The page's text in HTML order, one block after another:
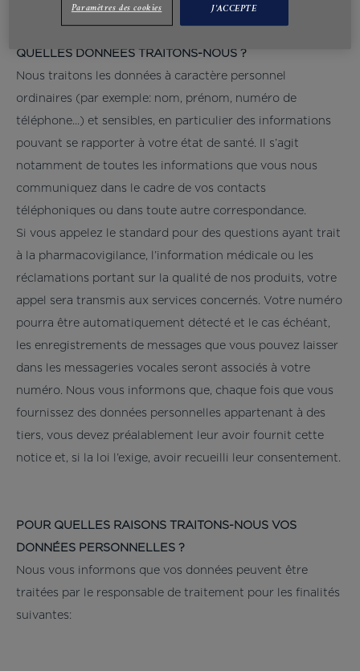
QUELLES DONNÉES TRAITONS-NOUS ?
Nous traitons les données à caractère personnel
ordinaires (par exemple: nom, prénom, numéro de
téléphone...) et sensibles, en particulier des informations
pouvant se rapporter à votre état de santé. Il s’agit
notamment de toutes les informations que vous nous
communiquez dans le cadre de vos contacts
téléphoniques ou dans toute autre correspondance.
Si vous appelez le standard pour des questions ayant trait
à la pharmacovigilance, l’information médicale ou les
réclamations portant sur la qualité de nos produits, votre
appel sera transmis aux services concernés. Votre numéro
pourra être automatiquement détecté et le cas échéant,
les enregistrements de messages que vous pouvez laisser
dans les messageries vocales seront associés à votre
numéro. Nous vous informons que, chaque fois que vous
fournissez des données personnelles appartenant à des
tiers, vous devez préalablement leur avoir fournit cette
notice et, si la loi l’exige, avoir recueilli leur consentement.
POUR QUELLES RAISONS TRAITONS-NOUS VOS
DONNÉES PERSONNELLES ?
Nous vous informons que vos données peuvent être
traitées par le responsable de traitement pour les finalités
suivantes:
Paramètres des cookies J'ACCEPTE